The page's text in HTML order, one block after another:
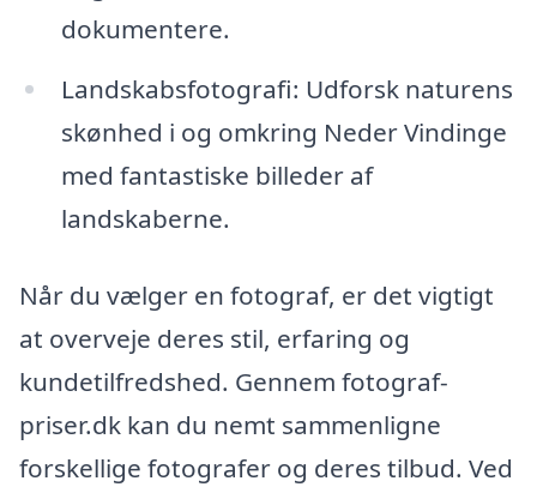
dokumentere.
Landskabsfotografi: Udforsk naturens
skønhed i og omkring Neder Vindinge
med fantastiske billeder af
landskaberne.
Når du vælger en fotograf, er det vigtigt
at overveje deres stil, erfaring og
kundetilfredshed. Gennem fotograf-
priser.dk kan du nemt sammenligne
forskellige fotografer og deres tilbud. Ved